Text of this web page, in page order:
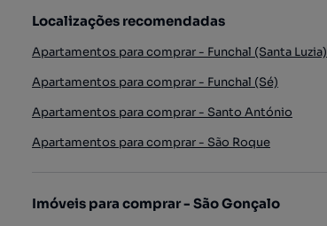
Localizações recomendadas
Apartamentos para comprar - Funchal (Santa Luzia)
Apartamentos para comprar - Funchal (Sé)
Apartamentos para comprar - Santo António
Apartamentos para comprar - São Roque
Imóveis para comprar - São Gonçalo